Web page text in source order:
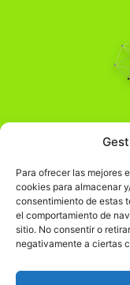
Para ofrecer las mejores
cookies para almacenar
consentimiento de estas
el comportamiento de
sitio. No consentir o
negativamente a ciertas
჻